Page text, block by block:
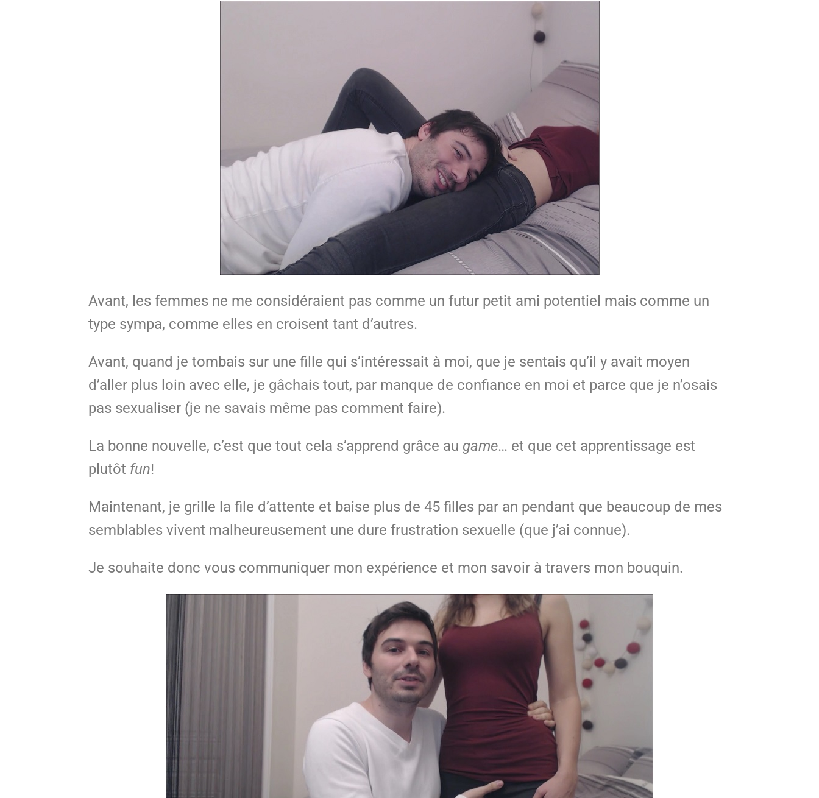
Avant, les femmes ne me considéraient pas comme un futur petit ami potentiel mais comme un
type sympa, comme elles en croisent tant d’autres.
Avant, quand je tombais sur une fille qui s’intéressait à moi, que je sentais qu’il y avait moyen
d’aller plus loin avec elle, je gâchais tout, par manque de confiance en moi et parce que je n’osais
pas sexualiser (je ne savais même pas comment faire).
La bonne nouvelle, c’est que tout cela s’apprend grâce au game… et que cet apprentissage est
plutôt fun!
Maintenant, je grille la file d’attente et baise plus de 45 filles par an pendant que beaucoup de mes
semblables vivent malheureusement une dure frustration sexuelle (que j’ai connue).
Je souhaite donc vous communiquer mon expérience et mon savoir à travers mon bouquin.